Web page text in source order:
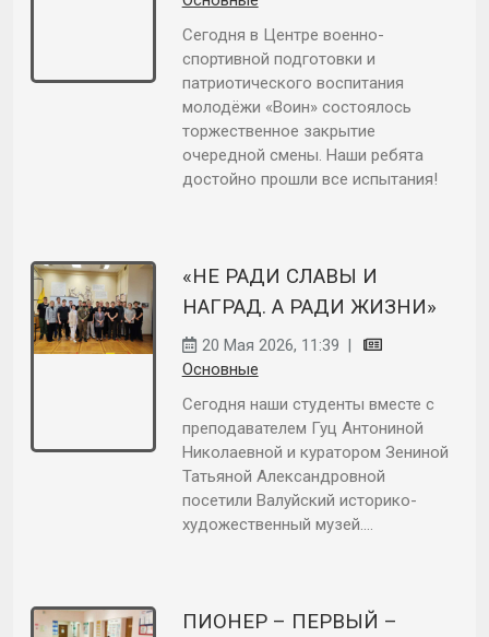
Сегодня в Центре военно-
спортивной подготовки и
патриотического воспитания
молодёжи «Воин» состоялось
торжественное закрытие
очередной смены. Наши ребята
достойно прошли все испытания!
«НЕ РАДИ СЛАВЫ И
НАГРАД. А РАДИ ЖИЗНИ»
20 Мая 2026, 11:39 |
Основные
Сегодня наши студенты вместе с
преподавателем Гуц Антониной
Николаевной и куратором Зениной
Татьяной Александровной
посетили Валуйский историко-
художественный музей....
ПИОНЕР – ПЕРВЫЙ –